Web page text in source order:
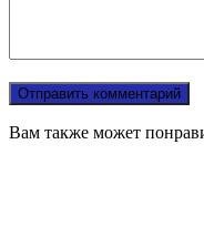
Вам также может